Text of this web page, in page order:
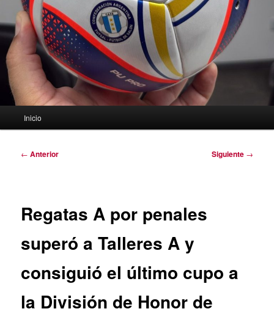
Inicio
Navegación
← Anterior Siguiente →
Regatas A por penales
superó a Talleres A y
consiguió el último cupo a
la División de Honor de